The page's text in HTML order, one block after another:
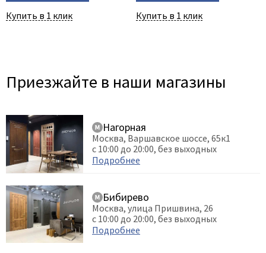
Купить в 1 клик Купить в 1 клик
Приезжайте в наши магазины
Нагорная
Москва, Варшавское шоссе, 65к1
с 10:00 до 20:00, без выходных
Подробнее
Бибирево
Москва, улица Пришвина, 26
с 10:00 до 20:00, без выходных
Подробнее